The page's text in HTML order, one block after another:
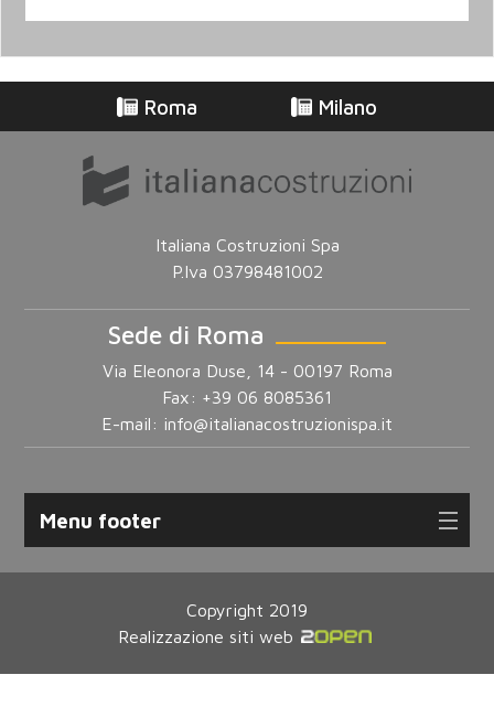
Roma Milano
Italiana Costruzioni Spa
P.Iva 03798481002
Sede di Roma
Via Eleonora Duse, 14 - 00197 Roma
Fax: +39 06 8085361
E-mail: info@italianacostruzionispa.it
Menu footer
Copyright 2019
Realizzazione siti web